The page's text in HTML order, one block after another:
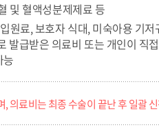
및 혈액성분제제료 등
원료, 보호자 식대, 미숙아용 기
발급받은 의료비 또는 개인이 직
능
의료비는 최종 수술이 끝난 후 일괄